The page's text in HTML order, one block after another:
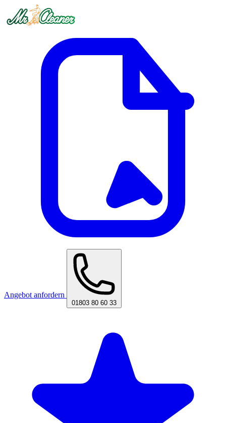
Angebot anfordern
01803 80 60 33